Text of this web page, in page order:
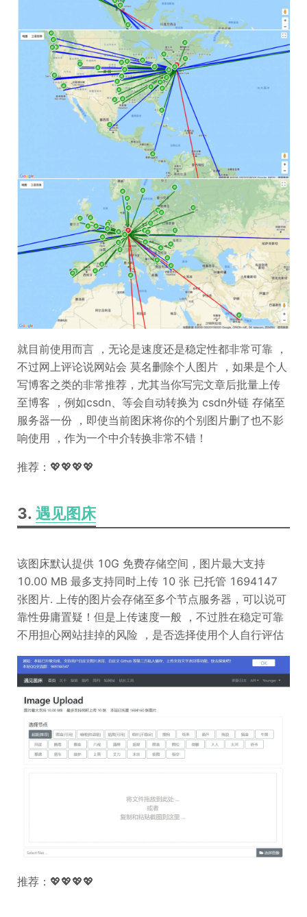
就目前使用而言 ，无论是速度还是稳定性都非常可靠 ，
不过网上评论说网站会 莫名删除个人图片 ，如果是个人
写博客之类的非常推荐，尤其当你写完文章后批量上传
至博客 ，例如csdn、等会自动转换为 csdn外链 存储至
服务器一份 ，即使当前图床将你的个别图片删了也不影
响使用 ，作为一个中介转换非常不错！
推荐：💖💖💖💖
3. 遇见图床
该图床默认提供 10G 免费存储空间，图片最大支持
10.00 MB 最多支持同时上传 10 张 已托管 1694147
张图片. 上传的图片会存储至多个节点服务器，可以说可
靠性毋庸置疑！但是上传速度一般 ，不过胜在稳定可靠
不用担心网站挂掉的风险 ，是否选择使用个人自行评估
推荐：💖💖💖💖